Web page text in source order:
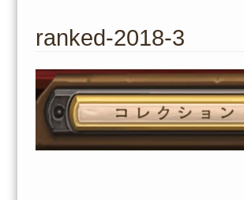
content
ranked-2018-3